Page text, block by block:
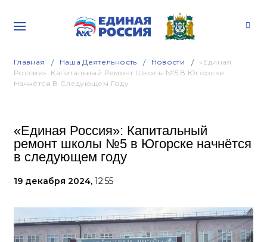
Главная Наша Деятельность Новости
«Единая
Россия»: Капитальный Ремонт Школы №5 В Югорске
Начнётся В Следующем Году
«Единая Россия»: Капитальный
ремонт школы №5 в Югорске начнётся
в следующем году
19 декабря 2024, 12:55